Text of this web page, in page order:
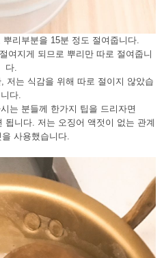
리부분을 15분 정도 절여줍니다.
여지게 되므로 뿌리만 따로 절여줍니
다.
저는 식감을 위해 따로 절이지 않았습
니다.
는 분들께 한가지 팁을 드리자면
됩니다. 저는 오징어 액젓이 없는 관계
사용했습니다.